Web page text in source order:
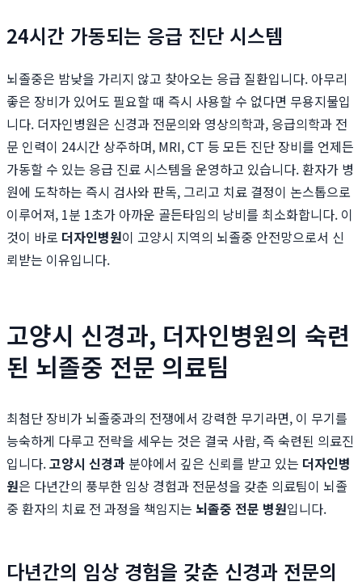
24시간 가동되는 응급 진단 시스템
뇌졸중은 밤낮을 가리지 않고 찾아오는 응급 질환입니다. 아무리
좋은 장비가 있어도 필요할 때 즉시 사용할 수 없다면 무용지물입
니다. 더자인병원은 신경과 전문의와 영상의학과, 응급의학과 전
문 인력이 24시간 상주하며, MRI, CT 등 모든 진단 장비를 언제든
가동할 수 있는 응급 진료 시스템을 운영하고 있습니다. 환자가 병
원에 도착하는 즉시 검사와 판독, 그리고 치료 결정이 논스톱으로
이루어져, 1분 1초가 아까운 골든타임의 낭비를 최소화합니다. 이
것이 바로 더자인병원이 고양시 지역의 뇌졸중 안전망으로서 신
뢰받는 이유입니다.
고양시 신경과, 더자인병원의 숙련
된 뇌졸중 전문 의료팀
최첨단 장비가 뇌졸중과의 전쟁에서 강력한 무기라면, 이 무기를
능숙하게 다루고 전략을 세우는 것은 결국 사람, 즉 숙련된 의료진
입니다.고양시 신경과 분야에서 깊은 신뢰를 받고 있는 더자인병
원은 다년간의 풍부한 임상 경험과 전문성을 갖춘 의료팀이 뇌졸
중 환자의 치료 전 과정을 책임지는 뇌졸중 전문 병원입니다.
다년간의 임상 경험을 갖춘 신경과 전문의